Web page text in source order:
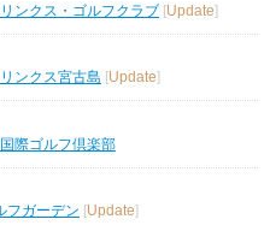
ンクス・ゴルフクラブ [Update]
ンクス宮古島 [Update]
際ゴルフ倶楽部
フガーデン [Update]